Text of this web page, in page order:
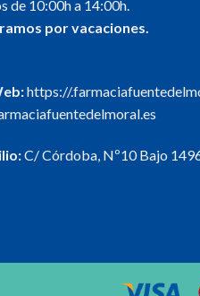
de 10:00h a 14:00h.
por vacaciones.
https://
C/ Córdoba, Nº10 Bajo